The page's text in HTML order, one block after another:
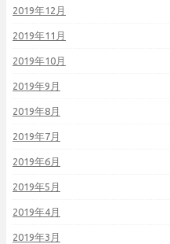
2019年12月
2019年11月
2019年10月
2019年9月
2019年8月
2019年7月
2019年6月
2019年5月
2019年4月
2019年3月